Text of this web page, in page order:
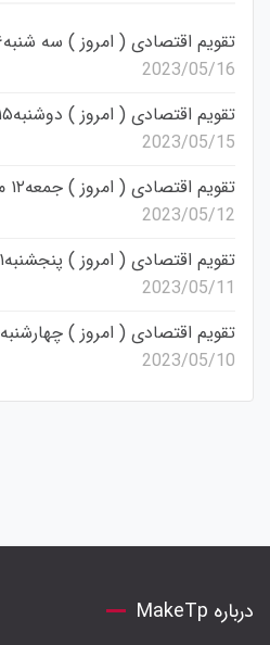
تقویم اقتصادی ( امروز ) سه شنبه۱۶ می ۲۰۲۳
2023/05/16
تقویم اقتصادی ( امروز ) دوشنبه۱۵ می ۲۰۲۳
2023/05/15
تقویم اقتصادی ( امروز ) جمعه۱۲ می ۲۰۲۳
2023/05/12
تقویم اقتصادی ( امروز ) پنجشنبه۱۱ می ۲۰۲۳
2023/05/11
تقویم اقتصادی ( امروز ) چهارشنبه۱۰ می ۲۰۲۳
2023/05/10
درباره MakeTp